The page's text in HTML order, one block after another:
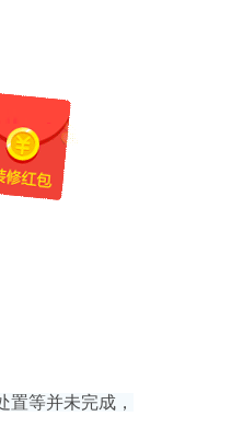
等并未完成，